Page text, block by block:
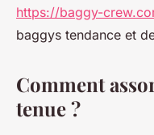
https://baggy-
baggys tendance et
Comment
tenue ?